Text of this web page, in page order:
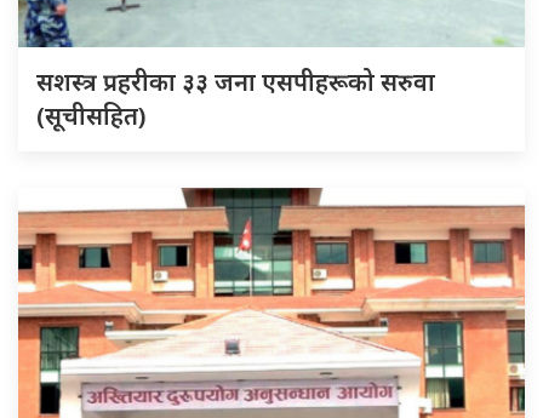
सशस्त्र प्रहरीका ३३ जना एसपीहरूको सरुवा
(सूचीसहित)